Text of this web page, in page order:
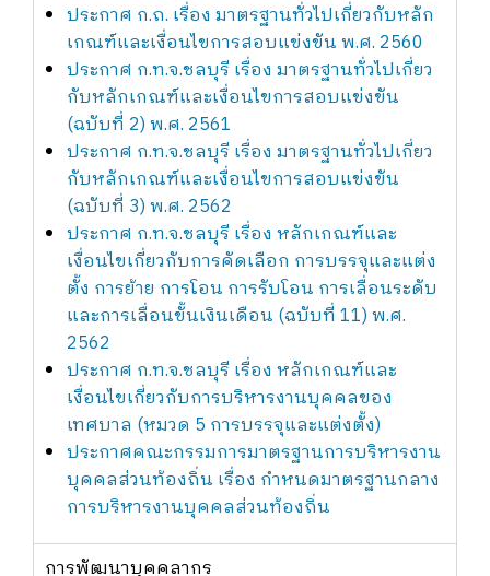
ประกาศ ก.ถ. เรื่อง มาตรฐานทั่วไปเกี่ยวกับหลัก
เกณฑ์และเงื่อนไขการสอบแข่งขัน พ.ศ. 2560
ประกาศ ก.ท.จ.ชลบุรี เรื่อง มาตรฐานทั่วไปเกี่ยว
กับหลักเกณฑ์และเงื่อนไขการสอบแข่งขัน
(ฉบับที่ 2) พ.ศ. 2561
ประกาศ ก.ท.จ.ชลบุรี เรื่อง มาตรฐานทั่วไปเกี่ยว
กับหลักเกณฑ์และเงื่อนไขการสอบแข่งขัน
(ฉบับที่ 3) พ.ศ. 2562
ประกาศ ก.ท.จ.ชลบุรี เรื่อง หลักเกณฑ์และ
เงื่อนไขเกี่ยวกับการคัดเลือก การบรรจุและแต่ง
ตั้ง การย้าย การโอน การรับโอน การเลื่อนระดับ
และการเลื่อนขั้นเงินเดือน (ฉบับที่ 11) พ.ศ.
2562
ประกาศ ก.ท.จ.ชลบุรี เรื่อง หลักเกณฑ์และ
เงื่อนไขเกี่ยวกับการบริหารงานบุคคลของ
เทศบาล (หมวด 5 การบรรจุและแต่งตั้ง)
ประกาศคณะกรรมการมาตรฐานการบริหารงาน
บุคคลส่วนท้องถิ่น เรื่อง กำหนดมาตรฐานกลาง
การบริหารงานบุคคลส่วนท้องถิ่น
การพัฒนาบุคคลากร